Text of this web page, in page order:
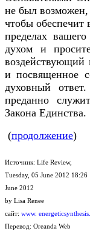
не был возможен,
чтобы
пределах
духом и
воздействующий
и посвященное
духовный
преданно
Закона Единства.
(продолжение)
Источник: Life Review,
Tuesday, 05 June 2012 18:26
June 2012
by Lisa Renee
сайт: www.
Перевод: Oreanda Web